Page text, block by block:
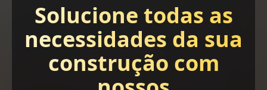
Solucione todas as
necessidades da sua
construção com